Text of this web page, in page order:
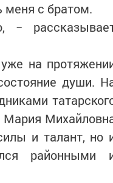
меня с братом.
−
на
души.
Мария
и талант, но
районными